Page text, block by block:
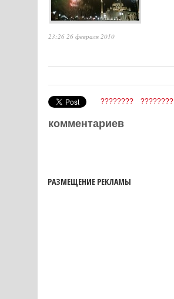
23:26 26 февраля 2010
???????? ????????
комментариев
РАЗМЕЩЕНИЕ РЕКЛАМЫ